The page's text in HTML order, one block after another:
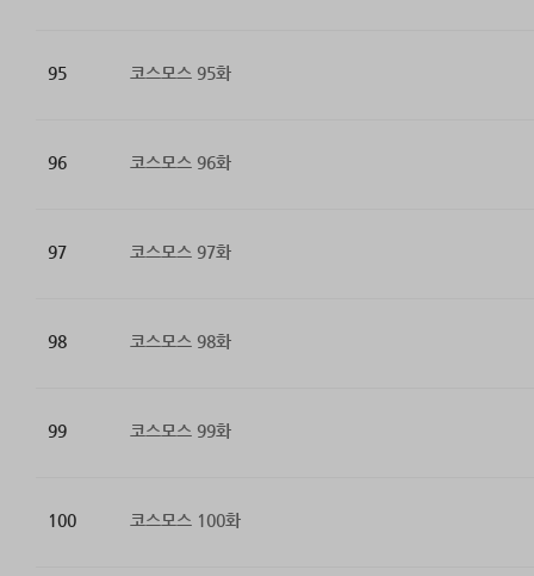
95 코스모스 95화
96 코스모스 96화
97 코스모스 97화
98 코스모스 98화
99 코스모스 99화
100 코스모스 100화